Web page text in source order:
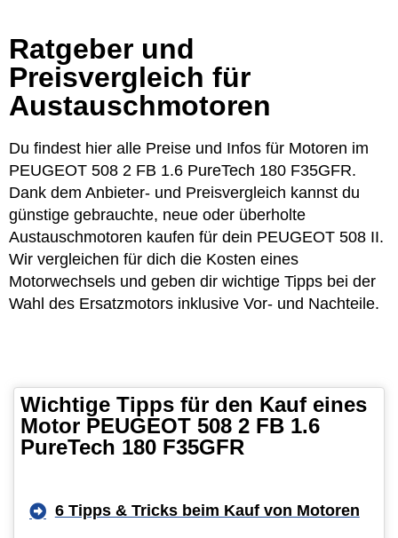
Ratgeber und
Preisvergleich für
Austauschmotoren
Du findest hier alle Preise und Infos für Motoren im
PEUGEOT 508 2 FB 1.6 PureTech 180 F35GFR.
Dank dem Anbieter- und Preisvergleich kannst du
günstige gebrauchte, neue oder überholte
Austauschmotoren kaufen für dein PEUGEOT 508 II.
Wir vergleichen für dich die Kosten eines
Motorwechsels und geben dir wichtige Tipps bei der
Wahl des Ersatzmotors inklusive Vor- und Nachteile.
Wichtige Tipps für den Kauf eines
Motor PEUGEOT 508 2 FB 1.6
PureTech 180 F35GFR
6 Tipps & Tricks beim Kauf von Motoren